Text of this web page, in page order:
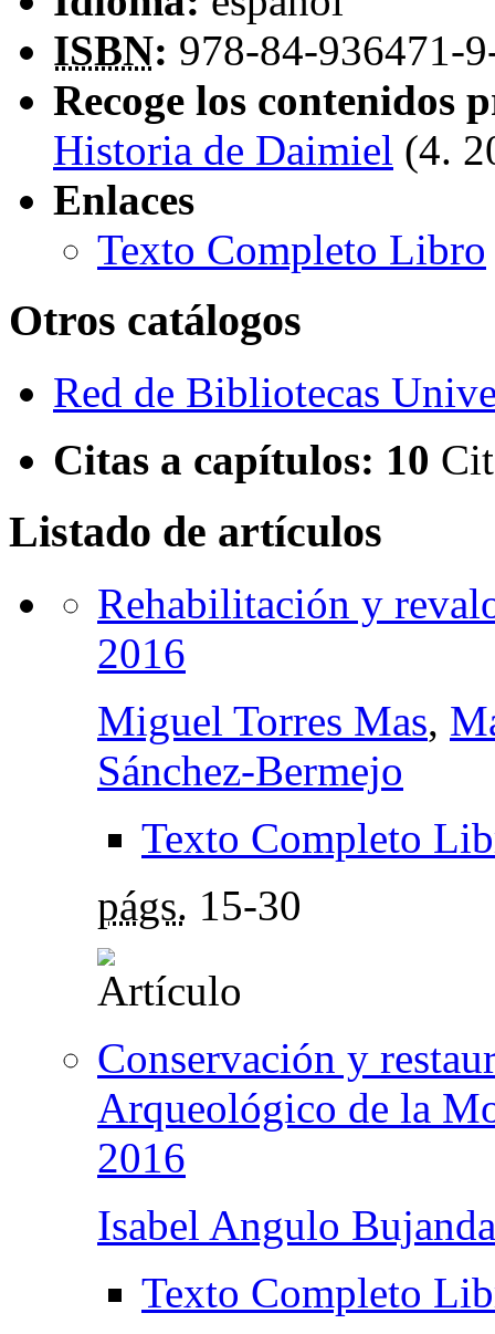
ISBN: 978-84-936471-
Recoge los contenidos
Historia de Daimiel (4.
Enlaces
Texto Completo Libro
Otros catálogos
Red de Bibliotecas
Citas a capítulos: 10
Listado de artículos
Rehabilitación y
2016
Miguel Torres Mas,
Sánchez-Bermejo
Texto Completo
págs. 15-30
Conservación y
Arqueológico de la
2016
Isabel Angulo Bujanda
Texto Completo